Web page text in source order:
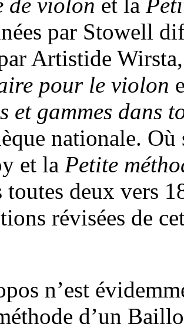
par Stowell
Artistide
pour le violon
et gammes dans
nationale.
et la Petite
toutes deux vers
révisées de
n’est
d’un